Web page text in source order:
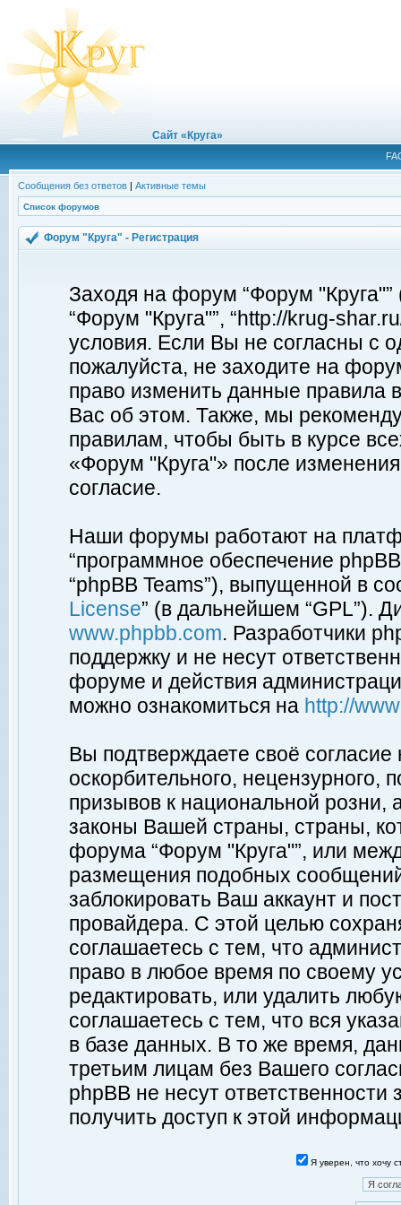
Сайт «Круга»
Сообщения без ответов | Активные темы
Список форумов
Форум "Круга" - Регистрация
Заходя на форум “Форум
“Форум "Круга"”, “http://krug-
условия. Если Вы не согласны с
пожалуйста, не заходите на
право изменить данные правила
Вас об этом. Также, мы
правилам, чтобы быть в курсе
«Форум "Круга"» после
согласие.
Наши форумы работают на
“программное обеспечение
“phpBB Teams”), выпущенной в
License” (в дальнейшем “GPL”).
www.phpbb.com. Разработчики
поддержку и не несут
форуме и действия
можно ознакомиться на http://
Вы подтверждаете своё
оскорбительного, нецензурного,
призывов к национальной
законы Вашей страны, страны,
форума “Форум "Круга"”, или
размещения подобных
заблокировать Ваш аккаунт и
провайдера. С этой целью
соглашаетесь с тем, что
право в любое время по своему
редактировать, или удалить
соглашаетесь с тем, что вся
в базе данных. В то же время,
третьим лицам без Вашего
phpBB не несут ответственности
получить доступ к этой
Я уверен, что хочу